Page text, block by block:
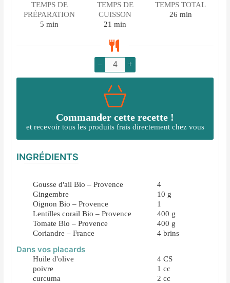
TEMPS DE
PRÉPARATION
5 minutes
min
TEMPS DE
CUISSON
21 minutes
min
TEMPS TOTAL
26minutes
min
– +
Commander cette recette !
et recevoir tous les produits frais directement chez vous
INGRÉDIENTS
Gousse d'ail Bio – Provence
4
Gingembre
10 g
Oignon Bio – Provence
1
Lentilles corail Bio – Provence
400 g
Tomate Bio – Provence
400 g
Coriandre – France
4 brins
Dans vos placards
Huile d'olive 4 CS
poivre
1 cc
curcuma
2 cc